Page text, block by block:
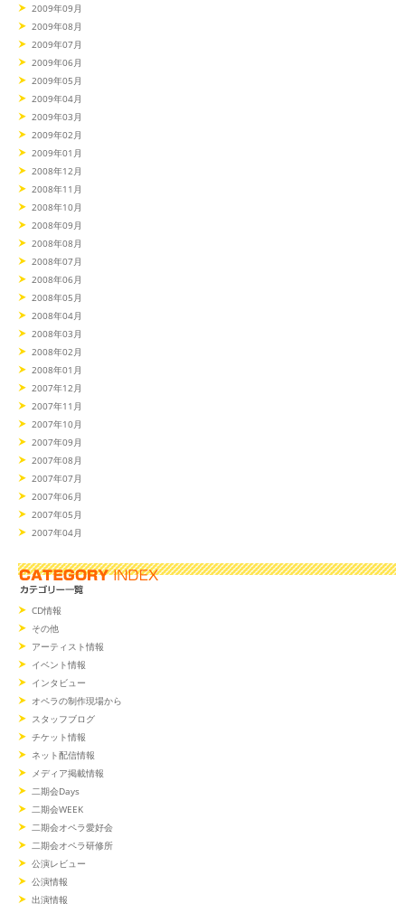
2009年09月
2009年08月
2009年07月
2009年06月
2009年05月
2009年04月
2009年03月
2009年02月
2009年01月
2008年12月
2008年11月
2008年10月
2008年09月
2008年08月
2008年07月
2008年06月
2008年05月
2008年04月
2008年03月
2008年02月
2008年01月
2007年12月
2007年11月
2007年10月
2007年09月
2007年08月
2007年07月
2007年06月
2007年05月
2007年04月
CD情報
その他
アーティスト情報
イベント情報
インタビュー
オペラの制作現場から
スタッフブログ
チケット情報
ネット配信情報
メディア掲載情報
二期会Days
二期会WEEK
二期会オペラ愛好会
二期会オペラ研修所
公演レビュー
公演情報
出演情報